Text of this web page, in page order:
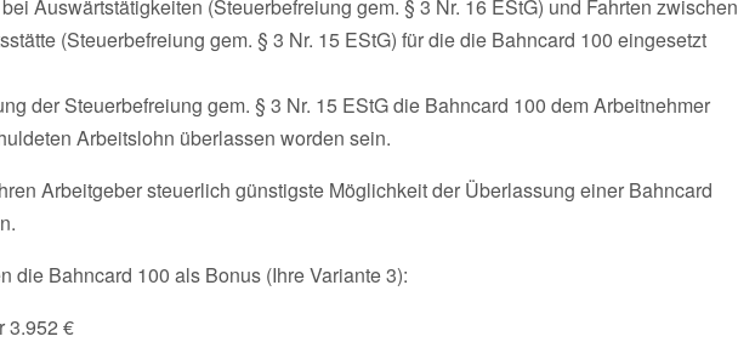
Auswärtstätigkeiten (Steuerbefreiung gem. § 3 Nr. 16 EStG) und Fahrten zwischen
(Steuerbefreiung gem. § 3 Nr. 15 EStG) für die die Bahncard 100 eingesetzt
der Steuerbefreiung gem. § 3 Nr. 15 EStG die Bahncard 100 dem Arbeitnehmer
Arbeitslohn überlassen worden sein.
Arbeitgeber steuerlich günstigste Möglichkeit der Überlassung einer Bahncard
die Bahncard 100 als Bonus (Ihre Variante 3):
3.952 €